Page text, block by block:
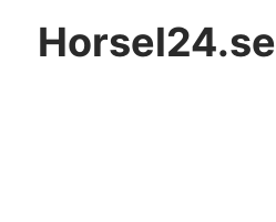
Horsel24.se